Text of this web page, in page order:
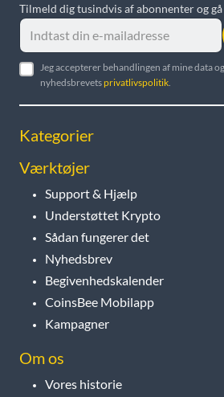
Tilmeld dig tusindvis af abonnenter og
Jeg accepterer behandlingen af mine data
nyhedsbrevetsprivatlivspolitik
Kategorier
Værktøjer
Support & Hjælp
Understøttet Krypto
Sådan fungerer det
Nyhedsbrev
Begivenhedskalender
CoinsBee Mobilapp
Kampagner
Om os
Vores historie